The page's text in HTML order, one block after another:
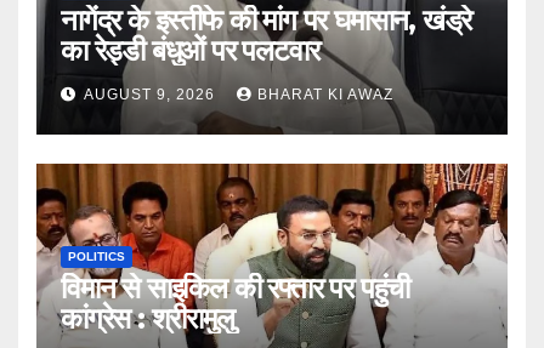
नागेंद्र के इस्तीफे की मांग पर घमासान, खंड्रे
का रेड्डी बंधुओं पर पलटवार
AUGUST 9, 2026 BHARAT KI AWAZ
POLITICS
विमान से साइकिल की रफ्तार पर पहुंची
कांग्रेस : श्रीरामुलु